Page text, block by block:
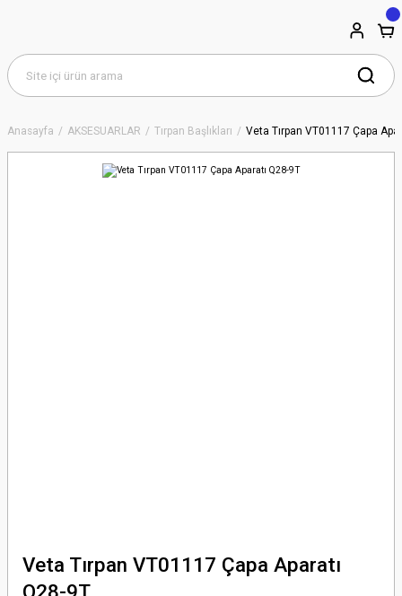
Anasayfa AKSESUARLAR Tırpan Başlıkları Veta Tırpan VT01117 Çapa
Veta Tırpan VT01117 Çapa Aparatı